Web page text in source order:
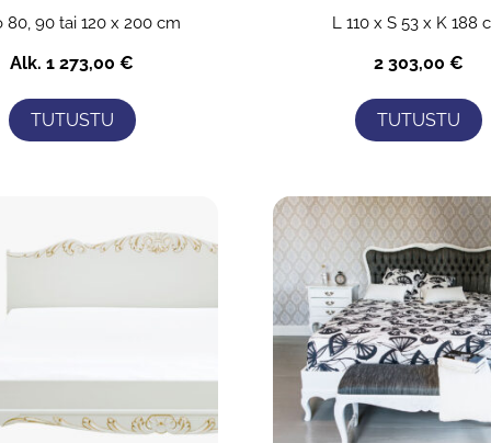
80, 90 tai 120 x 200 cm
Alk.1 273,00€
TUTUSTU
L 110 x S 53 x K 188
2 303,00€
TUTUSTU